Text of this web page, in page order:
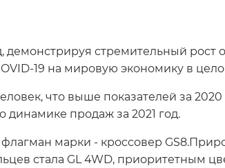
демонстрируя стремительный
19 на мировую экономику в
что выше показателей за 2020
динамике продаж за 2021 год.
марки - кроссовер
стала GL 4WD, приоритетным